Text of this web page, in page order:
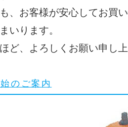
、お客様が安心してお買
いります。
ど、よろしくお願い申し上
のご案内